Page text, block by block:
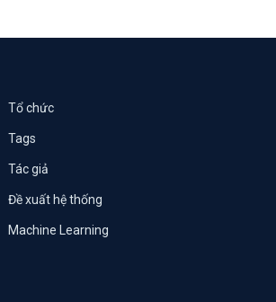
Tổ chức
Tags
Tác giả
Đề xuất hệ thống
Machine Learning